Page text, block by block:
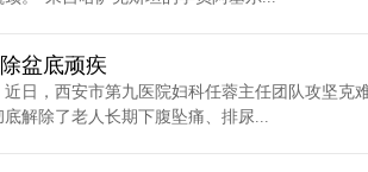
盆底顽疾
日，西安市第九医院妇科任蓉主任团队攻坚克
解除了老人长期下腹坠痛、排尿...